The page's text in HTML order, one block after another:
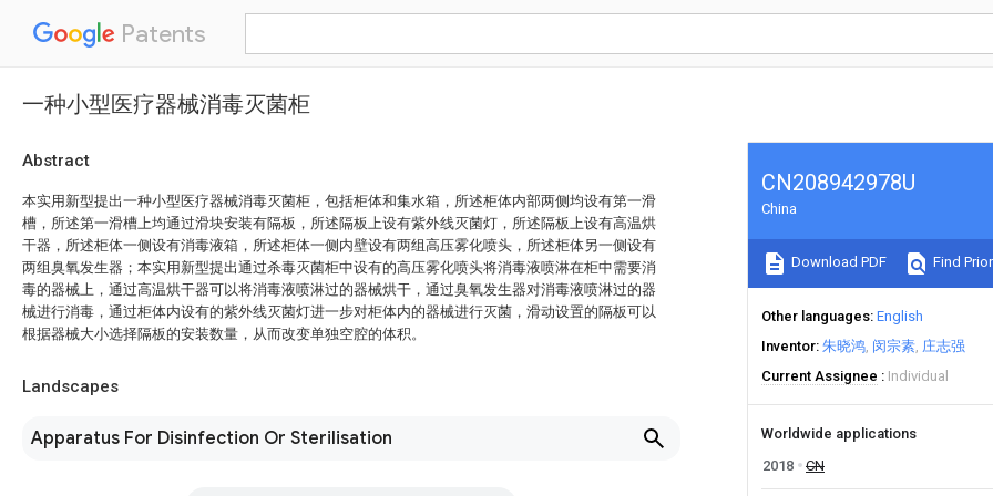
Patents
一种小型医疗器械消毒灭菌柜
Abstract
本实用新型提出一种小型医疗器械消毒灭菌柜，包括柜体和集水箱，所述柜体内部两侧均设有第一滑
槽，所述第一滑槽上均通过滑块安装有隔板，所述隔板上设有紫外线灭菌灯，所述隔板上设有高温烘
干器，所述柜体一侧设有消毒液箱，所述柜体一侧内壁设有两组高压雾化喷头，所述柜体另一侧设有
两组臭氧发生器；本实用新型提出通过杀毒灭菌柜中设有的高压雾化喷头将消毒液喷淋在柜中需要消
毒的器械上，通过高温烘干器可以将消毒液喷淋过的器械烘干，通过臭氧发生器对消毒液喷淋过的器
械进行消毒，通过柜体内设有的紫外线灭菌灯进一步对柜体内的器械进行灭菌，滑动设置的隔板可以
根据器械大小选择隔板的安装数量，从而改变单独空腔的体积。
Landscapes
Apparatus For Disinfection Or Sterilisation
CN208942978U
China
Download PDF Find
Other languages English
Inventor 朱晓鸿 闵宗素 庄志强
Current Assignee
Individual
Worldwide applications
2018
CN